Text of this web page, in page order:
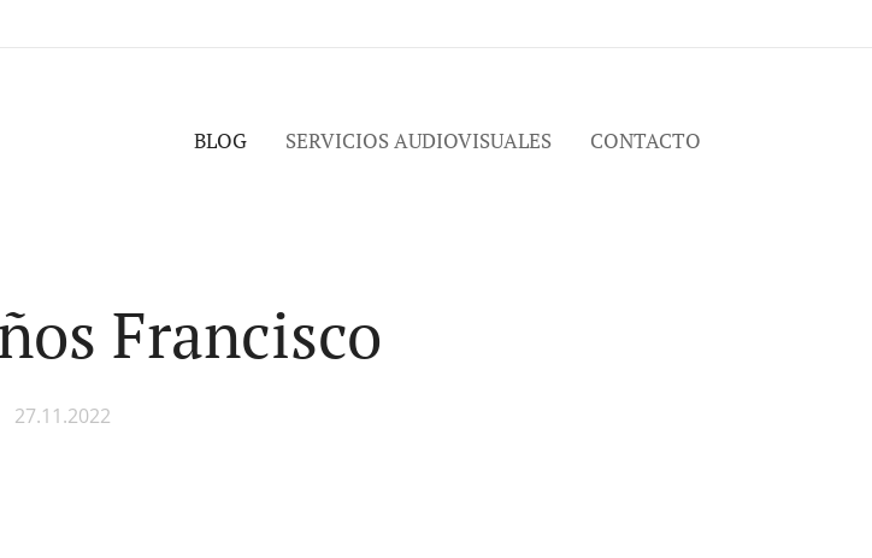
BLOG SERVICIOS AUDIOVISUALES CONTACTO
Francisco
27.11.2022